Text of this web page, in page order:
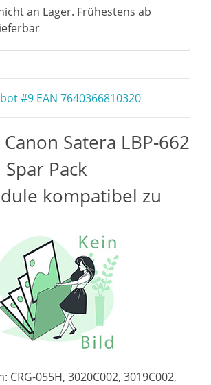
an Lager. Frühestens ab
#9 EAN 7640366810320
Satera LBP-662
Pack
kompatibel zu
CRG-055H, 3020C002, 3019C002,